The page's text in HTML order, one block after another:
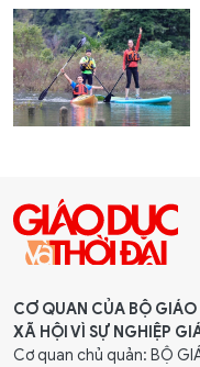
CƠ QUAN CỦA BỘ
XÃ HỘI VÌ SỰ NGHIỆP
Cơ quan chủ quản: BỘ